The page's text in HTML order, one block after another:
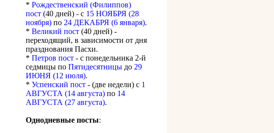
* Рождественский (Филиппов)
пост (40 дней) - с 15 НОЯБРЯ (28
ноября) по 24 ДЕКАБРЯ (6 января).
* Великий пост (40 дней) -
переходящий, в зависимости от дня
празднования Пасхи.
* Петров пост - с понедельника 2-й
седмицы по Пятидесятницы до 29
ИЮНЯ (12 июля).
* Успенский пост - (две недели) с 1
АВГУСТА (14 августа) по 14
АВГУСТА (27 августа).
Однодневные посты: